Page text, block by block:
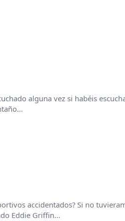
alguna vez si habéis
accidentados? Si no
Eddie Griffin...